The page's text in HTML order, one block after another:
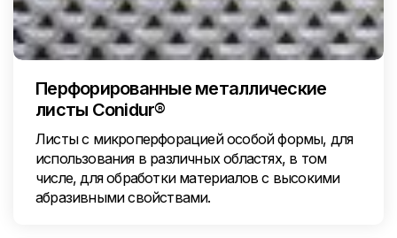
Перфорированные металлические
листы Conidur®
Листы с микроперфорацией особой формы, для
использования в различных областях, в том
числе, для обработки материалов с высокими
абразивными свойствами.